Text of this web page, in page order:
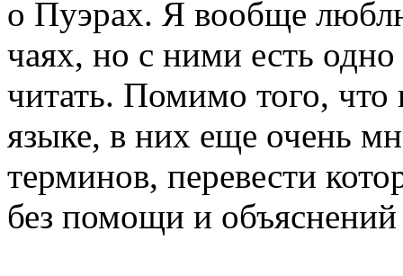
о Пуэрах. Я вообще
чаях, но с ними есть
читать. Помимо того,
языке, в них еще очень
терминов, перевести
без помощи и